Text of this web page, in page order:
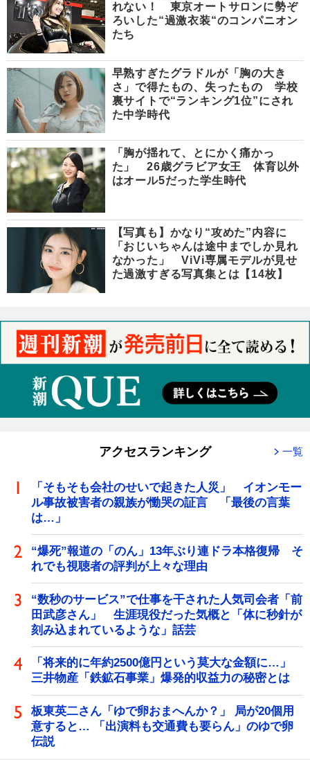
れない！ 東京オートサロンに勢ぞ
ろいした“過激衣装“のコンパニオン
たち
早熟すぎたグラドルが「胸の大き
さ」で得たもの、失ったもの 学校
裏サイトで“ランキング1位”にされ
た中学時代
「胸が揺れて、とにかく痛かっ
た」 26歳グラビア女王 体育以外
はオール5だった学生時代
【写真も】かなり“攻めた”内容に
「おじいちゃんは途中までしか見れ
なかった」 ViVi専属モデルが見せ
た過激すぎる写真集とは【14枚】
アクセスランキング 一覧
「そもそも会社のせいで起きた人災」 イオンモー
ル事故被害者の親族が慟哭の証言 「最後の言葉
は…」
“爆死”報道の「のん」13年ぶり連ドラ本格復帰 そ
れでも視聴者の評判が上々な理由
“数秒のサービス”で仕事を干された人気司会者「前
田武彦さん」 生涯現役だった気概と「体に秒針が
刻み込まれているような」話芸
「将来的に年約2500億円という莫大な金額に…」
三井物産「鉄鉱石事業」爆発的収益力の秘密とは
板東英二さん「ゆで卵おまへんか？」 局が20個用
意すると… 「出演料も交通費も要らん」のゆで卵
伝説